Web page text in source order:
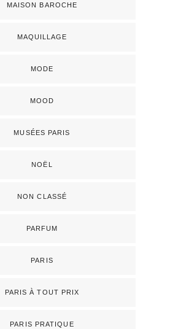
MAISON BAROCHE
MAQUILLAGE
MODE
MOOD
MUSÉES PARIS
NOËL
NON CLASSÉ
PARFUM
PARIS
PARIS À TOUT PRIX
PARIS PRATIQUE